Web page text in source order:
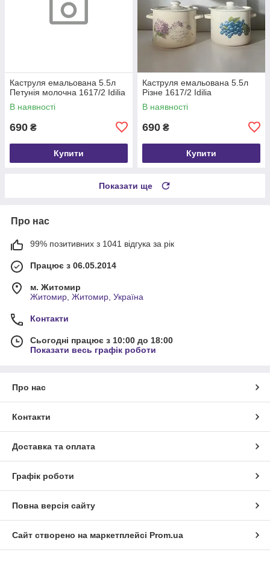
Каструля емальована 5.5л
Петунія молочна 1617/2 Idilia
В наявності
690 ₴
Купити
Каструля емальована 5.5л
Різне 1617/2 Idilia
В наявності
690 ₴
Купити
Показати ще
Про нас
99% позитивних з 1041 відгука за рік
Працює з 06.05.2014
м. Житомир
Житомир, Житомир, Україна
Контакти
Сьогодні працює з 10:00 до 18:00
Показати весь графік роботи
Про нас
Контакти
Доставка та оплата
Графік роботи
Повна версія сайту
Сайт створено на маркетплейсі Prom.ua